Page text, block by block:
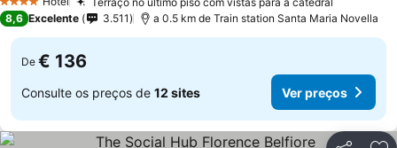
4 Estrelas
8,6 Excelente 3.511 a 0.5 km de Train station Santa Maria Novella
De € 136
Consulte os preços de 12 sites Ver preços